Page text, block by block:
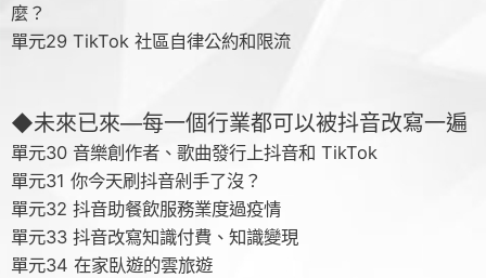
麼？
單元29 TikTok 社區自律公約和限流
◆未來已來—每一個行業都可以被抖音改寫一遍
單元30 音樂創作者、歌曲發行上抖音和 TikTok
單元31 你今天刷抖音剁手了沒？
單元32 抖音助餐飲服務業度過疫情
單元33 抖音改寫知識付費、知識變現
單元34 在家臥遊的雲旅遊